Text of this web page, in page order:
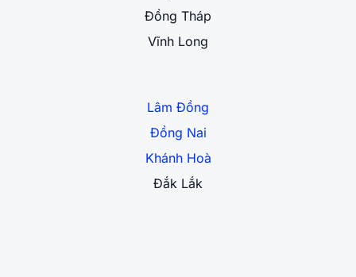
Đồng Tháp
Vĩnh Long
Lâm Đồng
Đồng Nai
Khánh Hoà
Đắk Lắk